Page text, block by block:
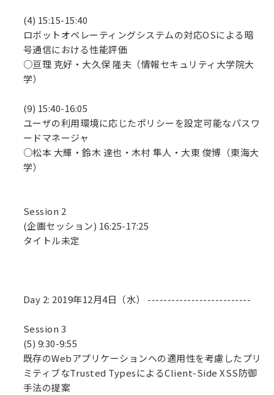
(4) 15:15-15:40
ロボットオペレーティングシステムの対応OSによる暗
号通信における性能評価
○亘理 克好・大久保 隆夫（情報セキュリティ大学院大
学）
(9) 15:40-16:05
ユーザの利用環境に応じたポリシーを設定可能なパスワ
ードマネージャ
○松本 大輝・鈴木 達也・木村 隼人・大東 俊博（東海大
学）
Session 2
(企画セッション) 16:25-17:25
タイトル未定
Day 2: 2019年12月4日（水） --------------------------
Session 3
(5) 9:30-9:55
既存のWebアプリケーションへの適用性を考慮したプリ
ミティブなTrusted TypesによるClient-Side XSS防御
手法の提案